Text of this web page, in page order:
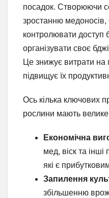
посадок. Створюючи
зростанню
контролювати доступ
організувати своє
Це знижує витрати на
підвищує їх
Ось кілька ключових
рослини мають
Економічна
мед, віск та інші
які є
Запилення
збільшенню